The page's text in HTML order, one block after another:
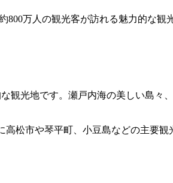
万人の観光客が訪れる魅力的な観
観光地です。瀬戸内海の美しい島々
高松市や琴平町、小豆島などの主要